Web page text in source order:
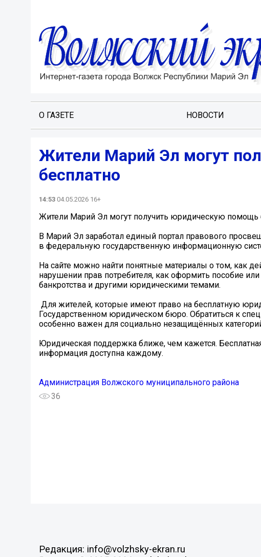
О ГАЗЕТЕ НОВОСТИ
Жители Марий Эл могут
бесплатно
14:53 04.05.2026 16+
Жители Марий Эл могут получить юридическую помощь
В Марий Эл заработал единый портал правового
в федеральную государственную информационную
На сайте можно найти понятные материалы о том, как
нарушении прав потребителя, как оформить пособие
банкротства и другими юридическими темами.
Для жителей, которые имеют право на бесплатную
Государственном юридическом бюро. Обратиться к
особенно важен для социально незащищённых
Юридическая поддержка ближе, чем кажется.
информация доступна каждому.
Администрация Волжского муниципального района
36
Редакция: info@volzhsky-ekran.ru